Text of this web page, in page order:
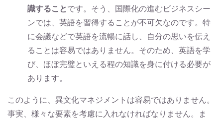
識することです。そう、国際化の進むビジネスシー
ンでは、英語を習得することが不可欠なのです。特
に会議などで英語を流暢に話し、自分の思いを伝え
ることは容易ではありません。そのため、英語を学
び、ほぼ完璧といえる程の知識を身に付ける必要が
あります。
このように、異文化マネジメントは容易ではありません。
事実、様々な要素を考慮に入れなければなりません。ま